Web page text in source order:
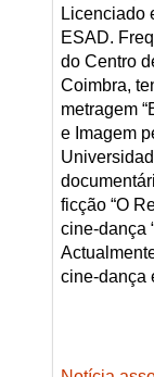
Licenciado
ESAD.
do Centro
Coimbra,
metragem
e Imagem
ficção “O
cine-dança
cine-dança